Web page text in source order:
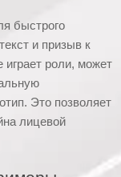
быстрого
и призыв к
играет роли, может
Это позволяет
лицевой